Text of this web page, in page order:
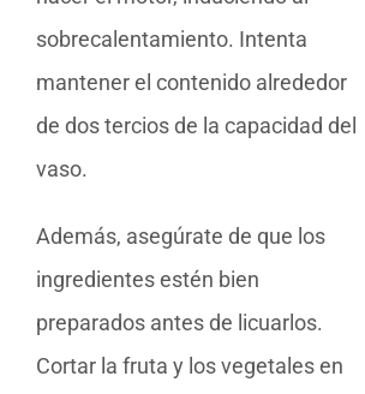
sobrecalentamiento. Intenta
mantener el contenido alrededor
de dos tercios de la capacidad del
vaso.
Además, asegúrate de que los
ingredientes estén bien
preparados antes de licuarlos.
Cortar la fruta y los vegetales en